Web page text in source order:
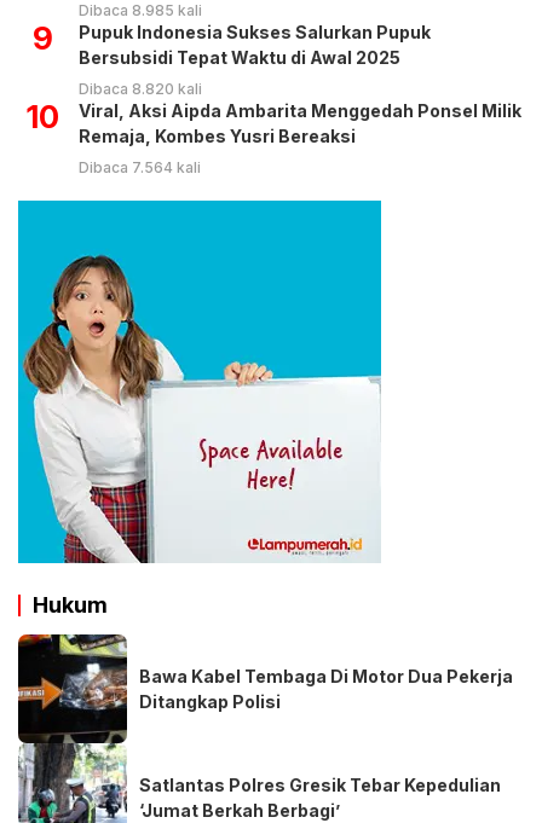
Dibaca 8.985 kali
9
Pupuk Indonesia Sukses Salurkan Pupuk
Bersubsidi Tepat Waktu di Awal 2025
Dibaca 8.820 kali
10
Viral, Aksi Aipda Ambarita Menggedah Ponsel Milik
Remaja, Kombes Yusri Bereaksi
Dibaca 7.564 kali
Hukum
Bawa Kabel Tembaga Di Motor Dua Pekerja
Ditangkap Polisi
Satlantas Polres Gresik Tebar Kepedulian
‘Jumat Berkah Berbagi’